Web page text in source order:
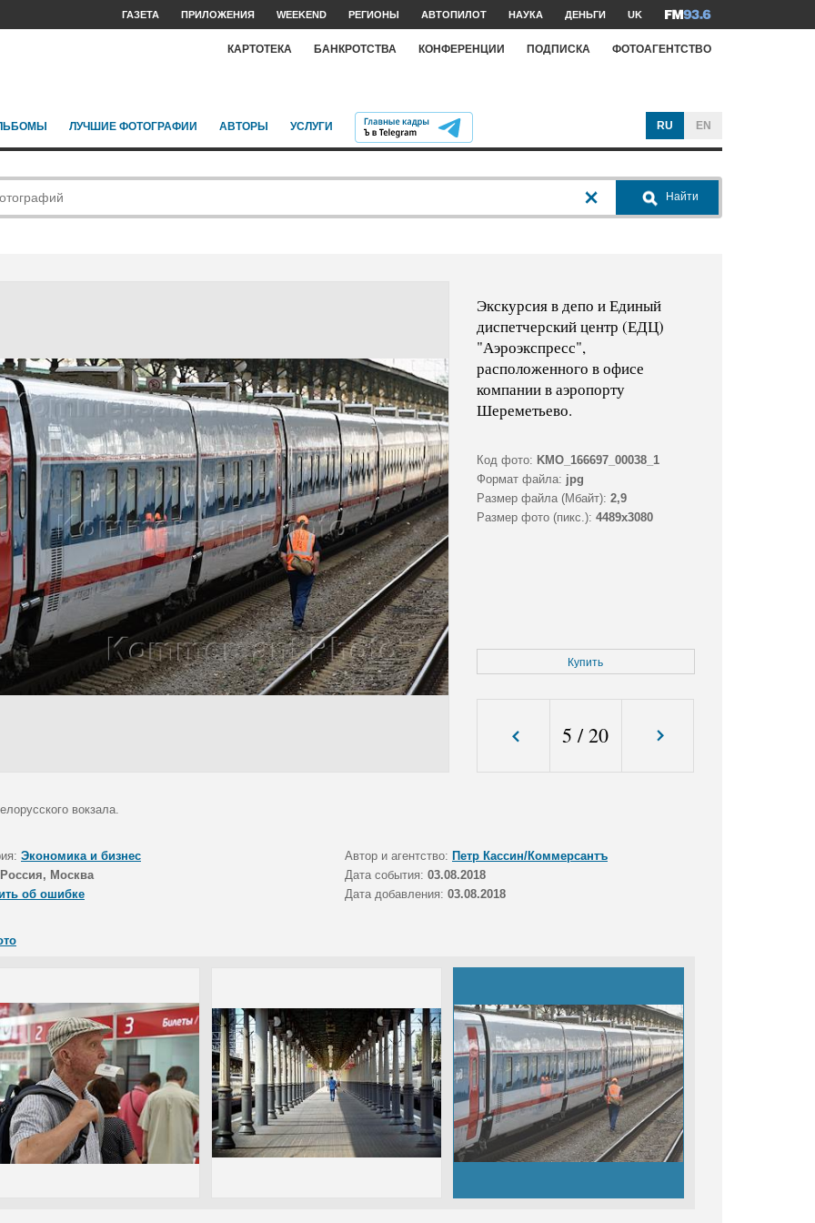
ГАЗЕТА ПРИЛОЖЕНИЯ WEEKEND РЕГИОНЫ АВТОПИЛОТ НАУКА ДЕНЬГИ UK
КАРТОТЕКА БАНКРОТСТВА КОНФЕРЕНЦИИ ПОДПИСКА ФОТОАГЕНТСТВО
ЛУЧШИЕ ФОТОГРАФИИ АВТОРЫ УСЛУГИ RU EN
Найти
Экскурсия в депо и Единый
диспетчерский центр (ЕДЦ)
"Аэроэкспресс",
расположенного в офисе
компании в аэропорту
Шереметьево.
Код фото: KMO_166697_00038_1
Формат файла: jpg
Размер файла (Мбайт): 2,9
Размер фото (пикс.): 4489x3080
Купить
5 /20
вокзала.
Экономика и бизнес Автор и агентство: Петр Кассин/Коммерсантъ
Россия, Москва Дата события: 03.08.2018
об ошибке
Дата добавления: 03.08.2018